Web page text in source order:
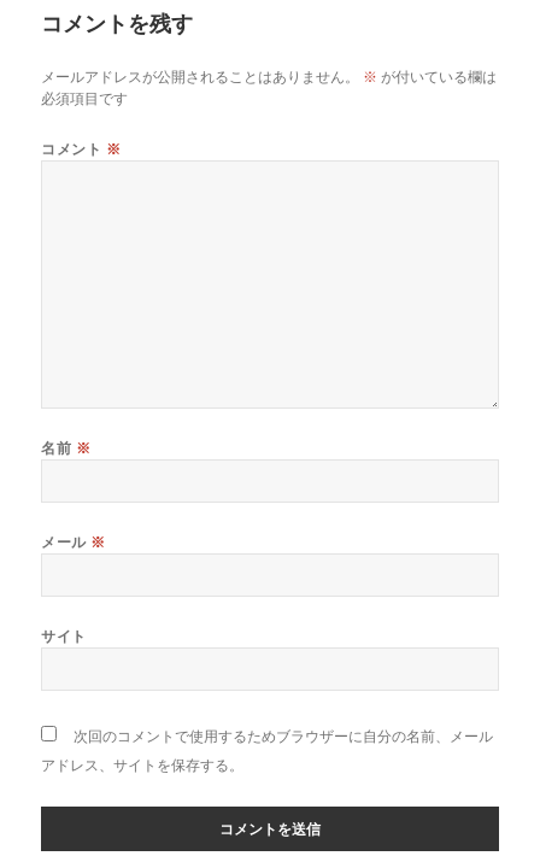
ズ
コメントを残す
メールアドレスが公開されることはありません。 ※ が付いている欄は
必須項目です
コメント ※
名前 ※
メール ※
サイト
次回のコメントで使用するためブラウザーに自分の名前、メール
アドレス、サイトを保存する。